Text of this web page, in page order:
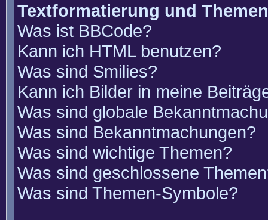
Textformatierung und
Was ist BBCode?
Kann ich HTML benutzen?
Was sind Smilies?
Kann ich Bilder in meine
Was sind globale
Was sind Bekanntmachungen?
Was sind wichtige Themen?
Was sind geschlossene
Was sind Themen-Symbole?